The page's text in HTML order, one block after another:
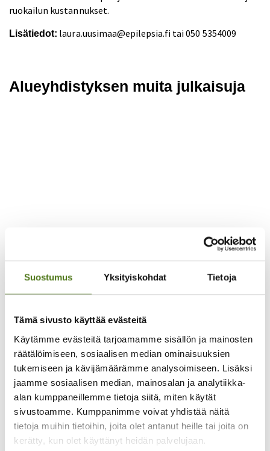
Suostumus Yksityiskohdat Tietoja
Tämä sivusto käyttää evästeitä
Käytämme evästeitä tarjoamamme sisällön ja mainosten
räätälöimiseen, sosiaalisen median ominaisuuksien
tukemiseen ja kävijämäärämme analysoimiseen. Lisäksi
jaamme sosiaalisen median, mainosalan ja analytiikka-
alan kumppaneillemme tietoja siitä, miten käytät
sivustoamme. Kumppanimme voivat yhdistää näitä
tietoja muihin tietoihin, joita olet antanut heille tai joita on
kerätty, kun olet käyttänyt heidän palvelujaan.
ruokailun kustannukset.
Lisätiedot: laura.uusimaa@epilepsia.fi tai 050 5354009
Alueyhdistyksen muita julkaisuja
07.03.2026
Ikinuorten viikonloppu!